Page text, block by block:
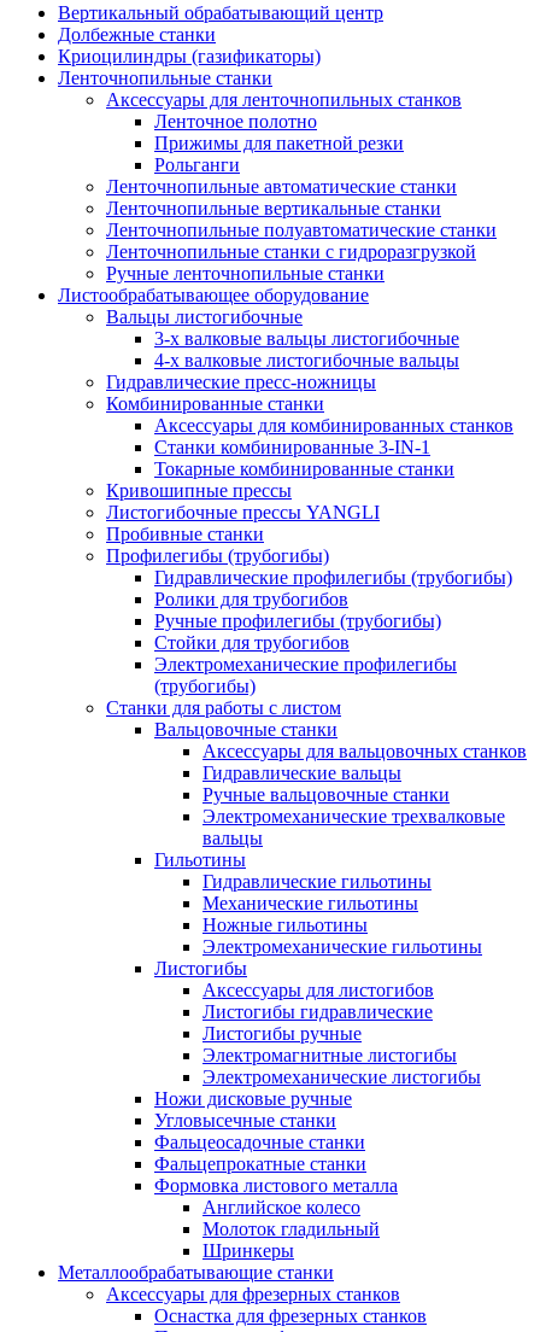
Вертикальный обрабатывающий центр
Долбежные станки
Криоцилиндры (газификаторы)
Ленточнопильные станки
Аксессуары для ленточнопильных станков
Ленточное полотно
Прижимы для пакетной резки
Рольганги
Ленточнопильные автоматические станки
Ленточнопильные вертикальные станки
Ленточнопильные полуавтоматические станки
Ленточнопильные станки с гидроразгрузкой
Ручные ленточнопильные станки
Листообрабатывающее оборудование
Вальцы листогибочные
3-х валковые вальцы листогибочные
4-х валковые листогибочные вальцы
Гидравлические пресс-ножницы
Комбинированные станки
Аксессуары для комбинированных станков
Станки комбинированные 3-IN-1
Токарные комбинированные станки
Кривошипные прессы
Листогибочные прессы YANGLI
Пробивные станки
Профилегибы (трубогибы)
Гидравлические профилегибы (трубогибы)
Ролики для трубогибов
Ручные профилегибы (трубогибы)
Стойки для трубогибов
Электромеханические профилегибы
(трубогибы)
Станки для работы с листом
Вальцовочные станки
Аксессуары для вальцовочных станков
Гидравлические вальцы
Ручные вальцовочные станки
Электромеханические трехвалковые
вальцы
Гильотины
Гидравлические гильотины
Механические гильотины
Ножные гильотины
Электромеханические гильотины
Листогибы
Аксессуары для листогибов
Листогибы гидравлические
Листогибы ручные
Электромагнитные листогибы
Электромеханические листогибы
Ножи дисковые ручные
Угловысечные станки
Фальцеосадочные станки
Фальцепрокатные станки
Формовка листового металла
Английское колесо
Молоток гладильный
Шринкеры
Металлообрабатывающие станки
Аксессуары для фрезерных станков
Оснастка для фрезерных станков